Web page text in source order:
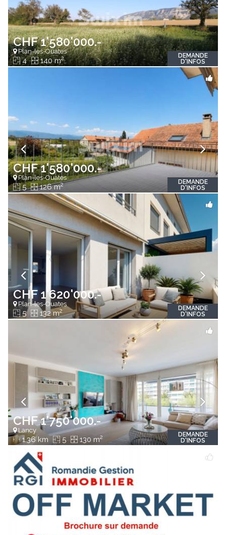
CHF 1'580'000.-
Plan-les-Ouates
4 140 m2
DEMANDE
D'INFOS
CHF 1'580'000.-
Plan-les-Ouates
5 126 m2
DEMANDE
D'INFOS
CHF 1'620'000.-
Plan-les-Ouates
5 132 m2
DEMANDE
D'INFOS
CHF 1'750'000.-
Lancy
1.36 km 5 130 m2
DEMANDE
D'INFOS